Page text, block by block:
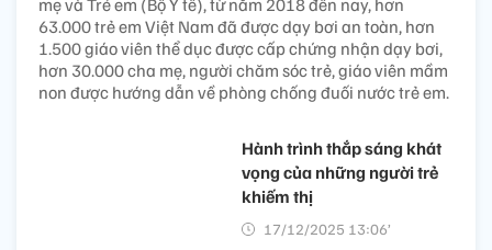
63.000 trẻ em Việt Nam đã được dạy bơi an toàn, hơn
1.500 giáo viên thể dục được cấp chứng nhận dạy bơi,
hơn 30.000 cha mẹ, người chăm sóc trẻ, giáo viên mầm
non được hướng dẫn về phòng chống đuối nước trẻ em.
Hành trình thắp sáng khát
vọng của những người trẻ
khiếm thị
17/12/2025 13:06’